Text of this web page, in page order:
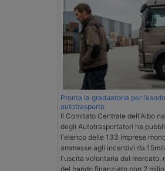
Pronta la graduatoria per
autotrasporto
Il Comitato Centrale dell'Albo
degli Autotrasportatori ha
l'elenco delle 133 imprese
ammesse agli incentivi da
l'uscita volontaria dal mercato,
del bando finanziato con 2